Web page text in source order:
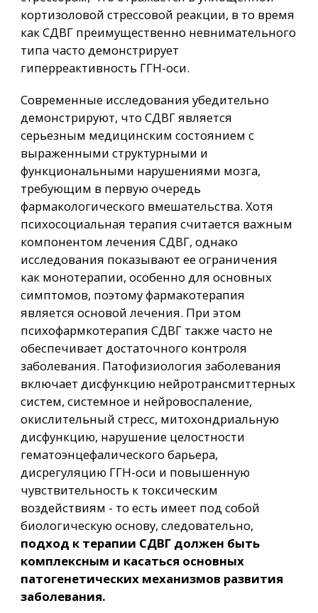
кортизоловой стрессовой реакции, в то время
как СДВГ преимущественно невнимательного
типа часто демонстрирует
гиперреактивность ГГН-оси.
Современные исследования убедительно
демонстрируют, что СДВГ является
серьезным медицинским состоянием с
выраженными структурными и
функциональными нарушениями мозга,
требующим в первую очередь
фармакологического вмешательства. Хотя
психосоциальная терапия считается важным
компонентом лечения СДВГ, однако
исследования показывают ее ограничения
как монотерапии, особенно для основных
симптомов, поэтому фармакотерапия
является основой лечения. При этом
психофармкотерапия СДВГ также часто не
обеспечивает достаточного контроля
заболевания. Патофизиология заболевания
включает дисфункцию нейротрансмиттерных
систем, системное и нейровоспаление,
окислительный стресс, митохондриальную
дисфункцию, нарушение целостности
гематоэнцефалического барьера,
дисрегуляцию ГГН-оси и повышенную
чувствительность к токсическим
воздействиям - то есть имеет под собой
биологическую основу, следовательно,
подход к терапии СДВГ должен быть
комплексным и касаться основных
патогенетических механизмов развития
заболевания.